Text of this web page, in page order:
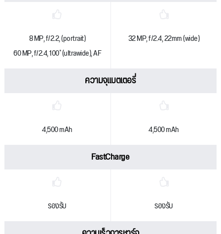
8 MP, f/2.2, (portrait)
60 MP, f/2.4, 100˚ (ultrawide), AF
32 MP, f/2.4, 22mm (wide)
ความจุแบตเตอรี่
4,500 mAh 4,500 mAh
FastCharge
รองรับ รองรับ